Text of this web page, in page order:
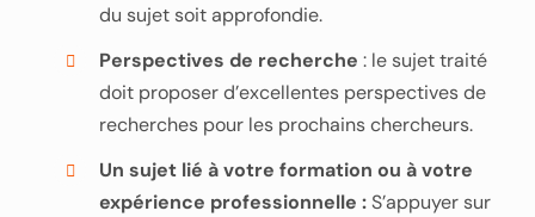
du sujet soit approfondie.
Perspectives de recherche : le sujet traité
doit proposer d’excellentes perspectives de
recherches pour les prochains chercheurs.
Un sujet lié à votre formation ou à votre
expérience professionnelle :S’appuyer sur